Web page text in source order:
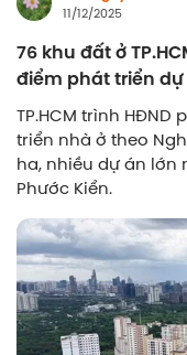
11/12/2025
76 khu đất ở
điểm phát triển
TP.HCM trình
triển nhà ở theo
ha, nhiều dự án lớn
Phước Kiển.